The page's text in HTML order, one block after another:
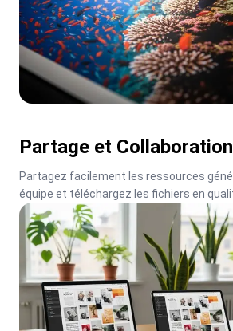
Partage et
Partagez facilement les ressources
équipe et téléchargez les fichiers en